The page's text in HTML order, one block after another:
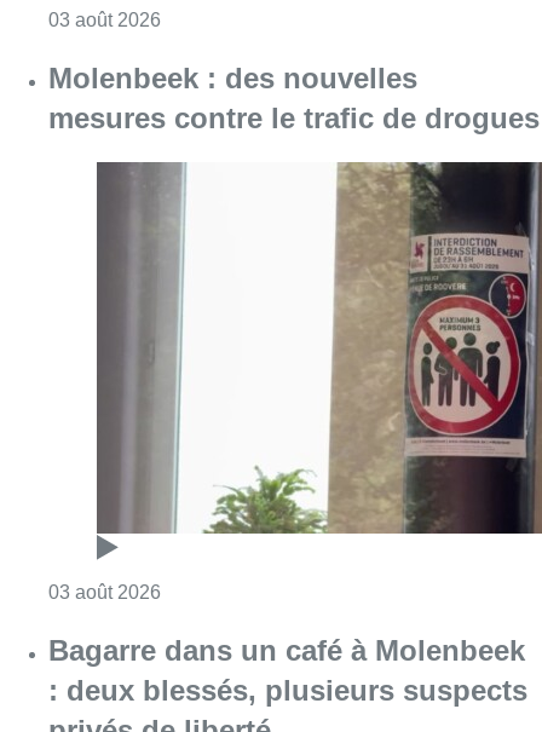
03 août 2026
Molenbeek : des nouvelles
mesures contre le trafic de drogues
03 août 2026
Bagarre dans un café à Molenbeek
: deux blessés, plusieurs suspects